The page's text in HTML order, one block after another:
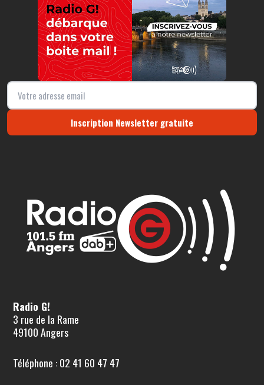
Inscription Newsletter gratuite
Radio G!
3 rue de la Rame
49100 Angers
Téléphone : 02 41 60 47 47